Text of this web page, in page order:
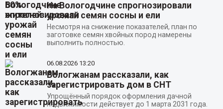
На Вологодчине спрогнозировали
урожай семян сосны и ели
Несмотря на снижение показателей, план по
заготовке семян хвойных пород намерены
выполнить полностью.
06.08.2026 13:20
Вологжанам рассказали, как
зарегистрировать дом в СНТ
Упрощённый порядок оформления дачной
недвижимости действует до 1 марта 2031 года.